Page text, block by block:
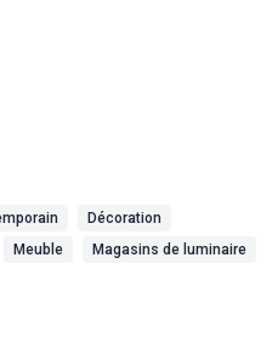
Décoration
Meuble
Magasins de luminaire